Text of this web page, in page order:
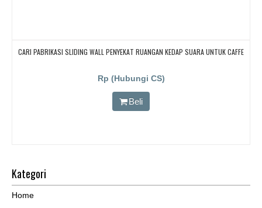
CARI PABRIKASI SLIDING WALL PENYEKAT RUANGAN KEDAP SUARA UNTUK CAFFE
Rp (Hubungi CS)
Beli
Kategori
Home